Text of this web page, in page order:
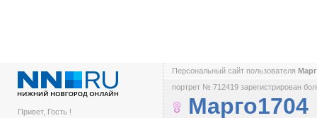
Привет, Гость !
Персональный сайт пользователя
портрет № 712419 зарегистрирован
Марго1704